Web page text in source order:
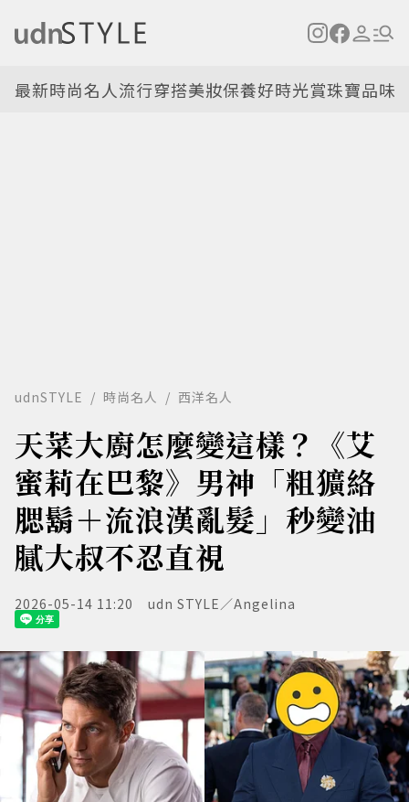
最新時尚名人流行穿搭美妝保養好時光賞珠寶品味
udnSTYLE 時尚名人 西洋名人
天菜大廚怎麼變這樣？《艾
蜜莉在巴黎》男神「粗獷絡
腮鬍＋流浪漢亂髮」秒變油
膩大叔不忍直視
2026-05-14 11:20 udn STYLE／Angelina